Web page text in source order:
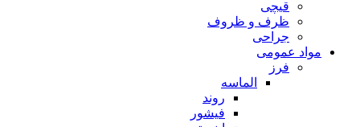
قیچی
ظرف و ظروف
جراحی
مواد عمومی
فرز
الماسه
روند
فیشور